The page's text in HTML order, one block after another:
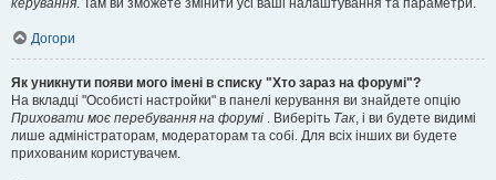
керування. Там ви зможете змінити усі ваші налаштування та параметри.
Догори
Як уникнути появи мого імені в списку "Хто зараз на форумі"?
На вкладці "Особисті настройки" в панелі керування ви знайдете опцію
Приховати моє перебування на форумі . Виберіть Так, і ви будете видимі
лише адміністраторам, модераторам та собі. Для всіх інших ви будете
прихованим користувачем.